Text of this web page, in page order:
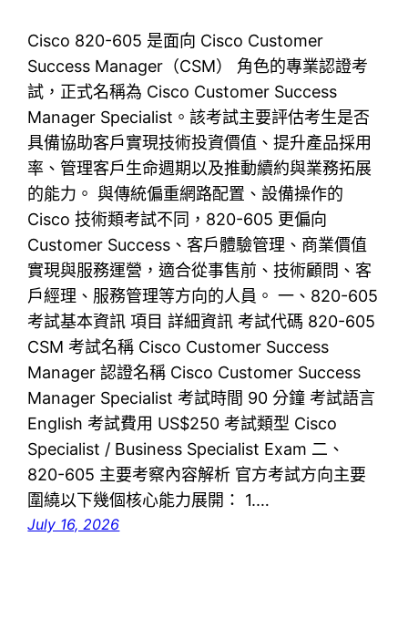
Cisco 820-605 是面向 Cisco Customer
Success Manager（CSM） 角色的專業認證考
試，正式名稱為 Cisco Customer Success
Manager Specialist。該考試主要評估考生是否
具備協助客戶實現技術投資價值、提升產品採用
率、管理客戶生命週期以及推動續約與業務拓展
的能力。 與傳統偏重網路配置、設備操作的
Cisco 技術類考試不同，820-605 更偏向
Customer Success、客戶體驗管理、商業價值
實現與服務運營，適合從事售前、技術顧問、客
戶經理、服務管理等方向的人員。 一、820-605
考試基本資訊 項目 詳細資訊 考試代碼 820-605
CSM 考試名稱 Cisco Customer Success
Manager 認證名稱 Cisco Customer Success
Manager Specialist 考試時間 90 分鐘 考試語言
English 考試費用 US$250 考試類型 Cisco
Specialist / Business Specialist Exam 二、
820-605 主要考察內容解析 官方考試方向主要
圍繞以下幾個核心能力展開： 1.…
July 16, 2026